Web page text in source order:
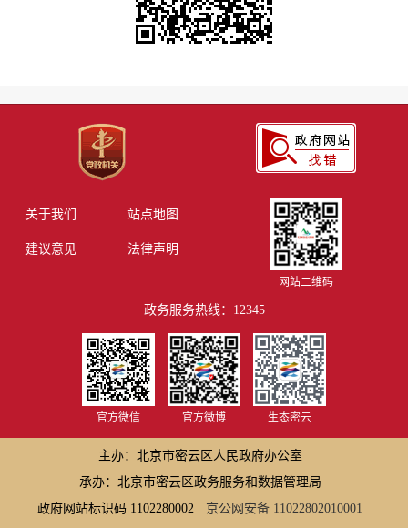
关于我们 站点地图
建议意见 法律声明
网站二维码
政务服务热线：12345
官方微信 官方微博 生态密云
主办：北京市密云区人民政府办公室
承办：北京市密云区政务服务和数据管理局
政府网站标识码 1102280002
京公网安备 11022802010001